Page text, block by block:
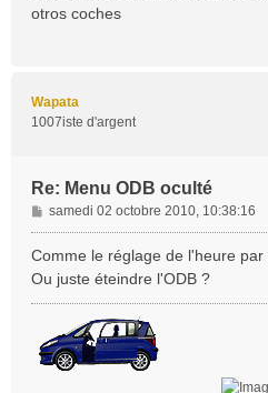
otros coches
Wapata
1007iste d'argent
Re: Menu ODB oculté
M
e
s
samedi 02 octobre 2010, 10:38:16
Comme le réglage de l'heure par
Ou juste éteindre l'ODB ?